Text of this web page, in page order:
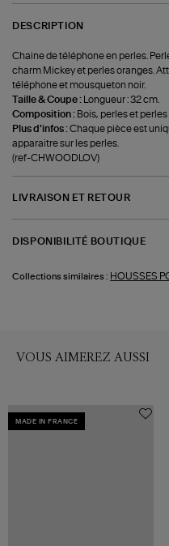
DESCRIPTION
Chaine de téléphone en perles.
charm Mickey et perles oranges.
téléphone et mousqueton noir.
Taille & Coupe :
Longueur : 32 cm.
Composition : Bois, perles et
Plus d'infos :Chaque pièce est
apparaitre sur les perles.
(ref-CHWOODLOV)
LIVRAISON ET RETOUR
DISPONIBILITÉ BOUTIQUE
Collections similaires : HOUSSES
VOUS AIMEREZ AUSSI
MADE IN FRANCE